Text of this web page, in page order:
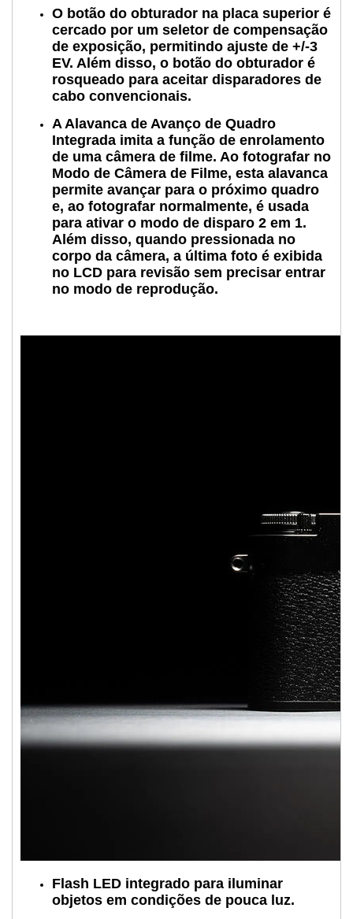
O botão do obturador na placa superior é
cercado por um seletor de compensação
de exposição, permitindo ajuste de +/-3
EV. Além disso, o botão do obturador é
rosqueado para aceitar disparadores de
cabo convencionais.
A Alavanca de Avanço de Quadro
Integrada imita a função de enrolamento
de uma câmera de filme. Ao fotografar no
Modo de Câmera de Filme, esta alavanca
permite avançar para o próximo quadro
e, ao fotografar normalmente, é usada
para ativar o modo de disparo 2 em 1.
Além disso, quando pressionada no
corpo da câmera, a última foto é exibida
no LCD para revisão sem precisar entrar
no modo de reprodução.
Flash LED integrado para iluminar
objetos em condições de pouca luz.